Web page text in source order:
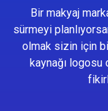
Bir makyaj
sürmeyi
olmak sizin için
kaynağı